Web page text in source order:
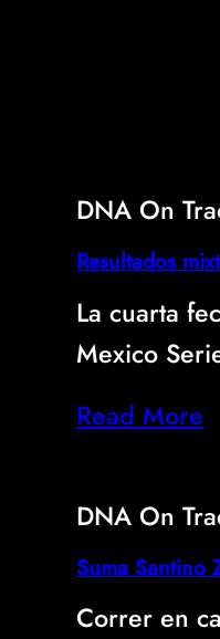
DNA On
Resultados
La cuarta
Mexico
Read More
DNA On
Suma Santino
Correr en